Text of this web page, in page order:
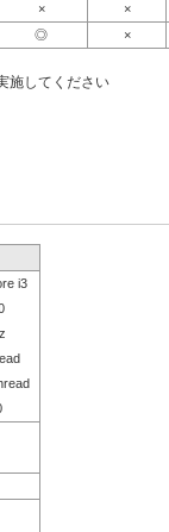
× ×
◎ ×
施してください
i3